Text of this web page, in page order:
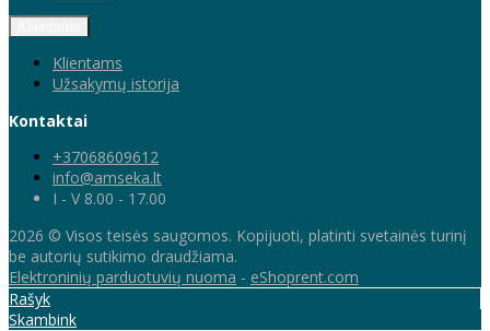
Klientams
Užsakymų istorija
Kontaktai
+37068609612
info@amseka.lt
I - V 8.00 - 17.00
2026 © Visos teisės saugomos. Kopijuoti, platinti svetainės turinį
be autorių sutikimo draudžiama.
Elektroninių parduotuvių nuoma - eShoprent.com
Rašyk
Skambink